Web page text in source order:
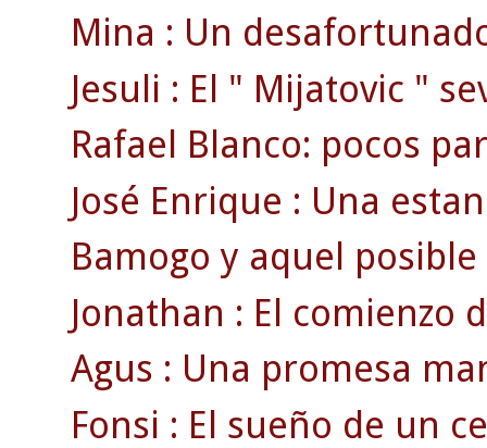
Mina : Un
Jesuli : El " Mijatovic "
Rafael Blanco: pocos
José Enrique : Una
Bamogo y aquel
Jonathan : El comienzo
Agus : Una promesa
Fonsi : El sueño de un